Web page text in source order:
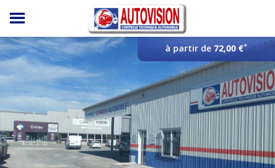
Panneau de gestion des cookies
à partir de 72,00 €*